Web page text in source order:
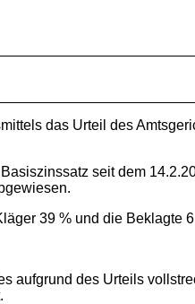
das Urteil des
seit dem
39 % und die Beklagte
aufgrund des Urteils